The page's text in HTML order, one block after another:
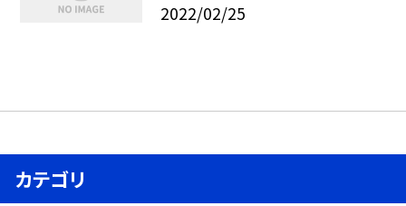
2022/02/25
カテゴリ